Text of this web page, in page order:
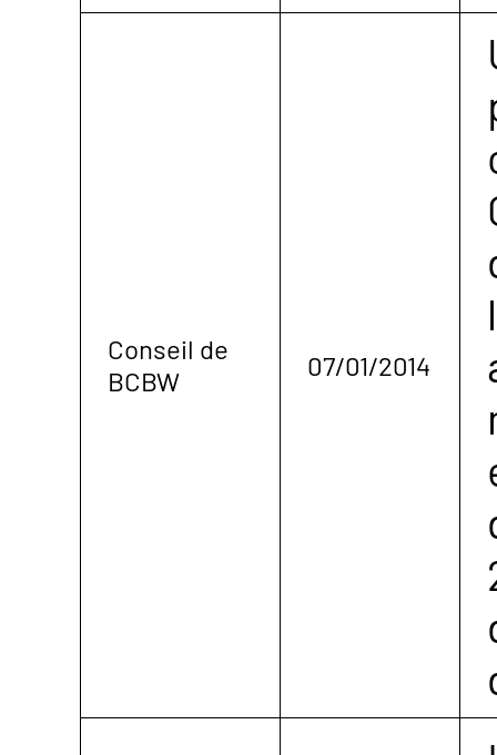
Conseil de
BCBW
07/01/2014